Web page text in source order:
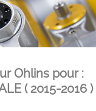
Ohlins pour :
( 2015-2016 )